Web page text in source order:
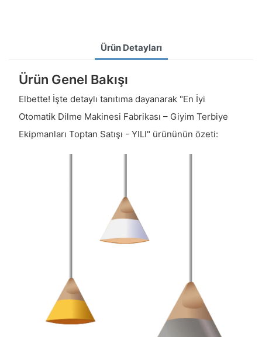
Ürün Detayları
Ürün Genel Bakışı
Elbette! İşte detaylı tanıtıma dayanarak "En İyi
Otomatik Dilme Makinesi Fabrikası – Giyim Terbiye
Ekipmanları Toptan Satışı - YILI" ürününün özeti: